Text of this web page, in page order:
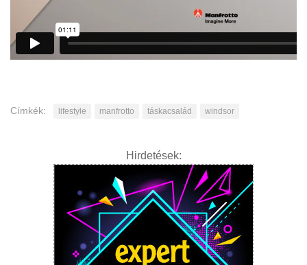
Címkék: lifestyle manfrotto táskacsalád windsor
Hirdetések: